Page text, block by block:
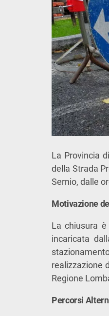
La Provincia
della Strada
Sernio, dalle
Motivazione
La chiusura
incaricata
realizzazione
Regione
Percorsi